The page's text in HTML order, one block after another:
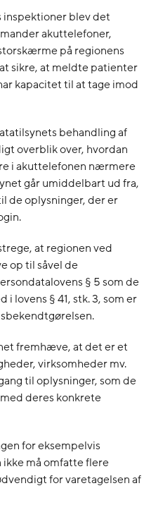
blev det
akuttelefoner,
på regionens
sikre, at meldte patienter
kapacitet til at tage imod
behandling af
overblik over, hvordan
i akuttelefonen nærmere
går umiddelbart ud fra,
de oplysninger, der er
at regionen ved
op til såvel de
§ 5 som de
lovens § 41, stk. 3, som er
fremhæve, at det er et
virksomheder mv.
til oplysninger, som de
deres konkrete
for eksempelvis
må omfatte flere
for varetagelsen af